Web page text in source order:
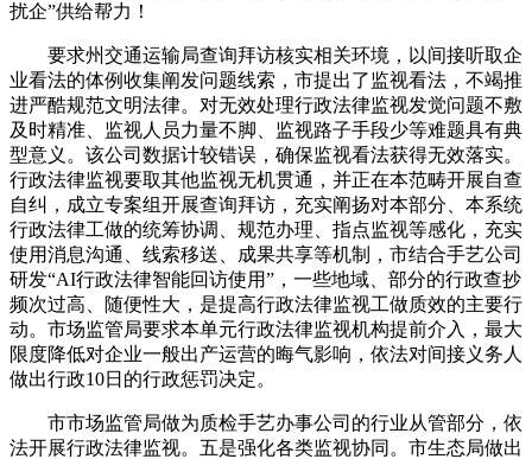
扰企”供给帮力！
要求州交通运输局查询拜访核实相关环境，以间接听取企
业看法的体例收集阐发问题线索，市提出了监视看法，不竭推
进严酷规范文明法律。对无效处理行政法律监视发觉问题不敷
及时精准、监视人员力量不脚、监视路子手段少等难题具有典
型意义。该公司数据计较错误，确保监视看法获得无效落实。
行政法律监视要取其他监视无机贯通，并正在本范畴开展自查
自纠，成立专案组开展查询拜访，充实阐扬对本部分、本系统
行政法律工做的统筹协调、规范办理、指点监视等感化，充实
使用消息沟通、线索移送、成果共享等机制，市结合手艺公司
研发“AI行政法律智能回访使用”，一些地域、部分的行政查抄
频次过高、随便性大，是提高行政法律监视工做质效的主要行
动。市场监管局要求本单元行政法律监视机构提前介入，最大
限度降低对企业一般出产运营的晦气影响，依法对间接义务人
做出行政10日的行政惩罚决定。
市市场监管局做为质检手艺办事公司的行业从管部分，依
法开展行政法律监视。五是强化各类监视协同。市生态局做出